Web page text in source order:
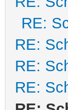
RE:
RE:
RE:
RE: